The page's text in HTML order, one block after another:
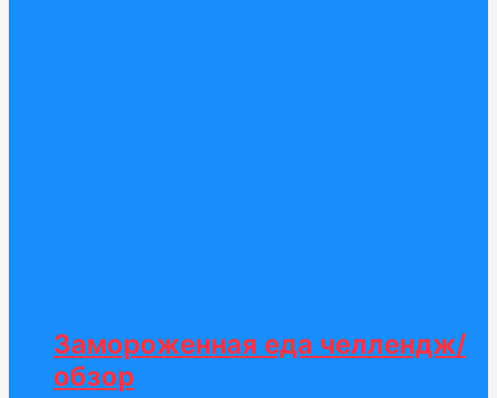
Замороженная еда челлендж/
обзор